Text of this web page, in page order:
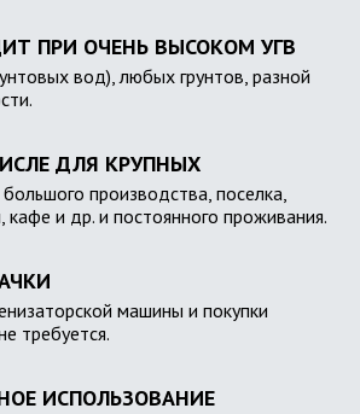
ПРИ ОЧЕНЬ ВЫСОКОМ УГВ
вод), любых грунтов, разной
ДЛЯ КРУПНЫХ
производства, поселка,
кафе и др. и постоянного проживания.
машины и покупки
требуется.
ИСПОЛЬЗОВАНИЕ